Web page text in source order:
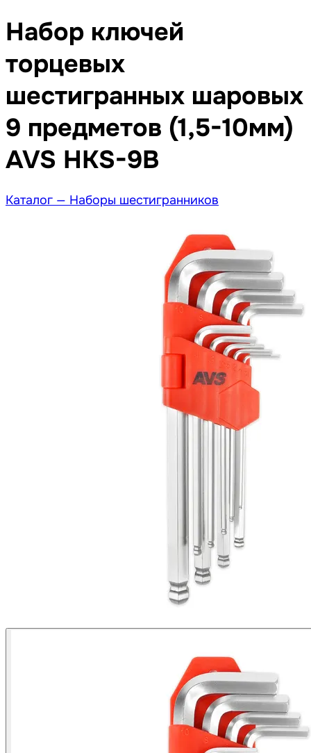
Набор ключей
торцевых
шестигранных шаровых
9 предметов (1,5-10мм)
AVS HKS-9B
Каталог — Наборы шестигранников